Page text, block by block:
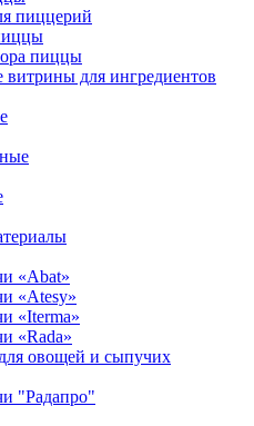
пиццерий
пиццы
для ингредиентов
«Abat»
«Atesy»
«Iterma»
«Rada»
овощей и сыпучих
"Радапро"